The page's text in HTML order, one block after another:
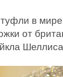
в
от